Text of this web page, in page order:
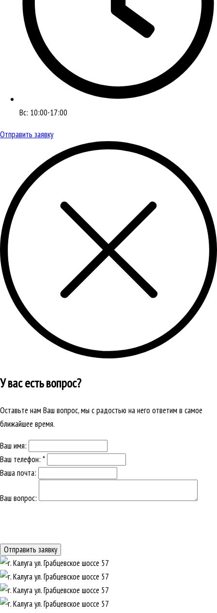
Вс: 10:00-17:00
Отправить заявку
У вас есть вопрос?
Оставьте нам Ваш вопрос, мы с радостью на него ответим в самое
ближайшее время.
Ваш имя:
Ваш телефон: *
Ваша почта:
Ваш вопрос: